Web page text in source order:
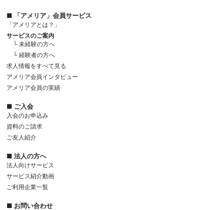
■ 「アメリア」会員サービス
「アメリアとは？」
サービスのご案内
└ 未経験の方へ
└ 経験者の方へ
求人情報をすべて見る
アメリア会員インタビュー
アメリア会員の実績
■ ご入会
入会のお申込み
資料のご請求
ご友人紹介
■ 法人の方へ
法人向けサービス
サービス紹介動画
ご利用企業一覧
■ お問い合わせ